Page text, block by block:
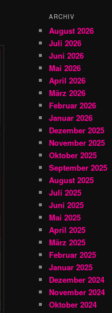
ARCHIV
August 2026
Juli 2026
Juni 2026
Mai 2026
April 2026
März 2026
Februar 2026
Januar 2026
Dezember 2025
November 2025
Oktober 2025
September 2025
August 2025
Juli 2025
Juni 2025
Mai 2025
April 2025
März 2025
Februar 2025
Januar 2025
Dezember 2024
November 2024
Oktober 2024